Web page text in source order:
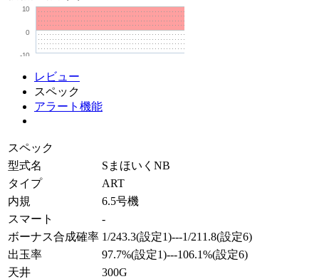
-10
0
10
レビュー
スペック
アラート機能
スペック
型式名
SまほいくNB
タイプ
ART
内規
6.5号機
スマート
-
ボーナス合成確率 1/243.3(設定1)---1/211.8(設定6)
出玉率
97.7%(設定1)---106.1%(設定6)
天井
300G